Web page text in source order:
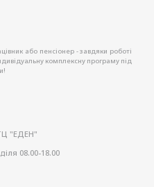
або пенсіонер - завдяки роботі
комплексну програму під
"ЕДЕН"
08.00-18.00